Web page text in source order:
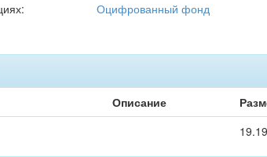
Оцифрованный фонд
Описание